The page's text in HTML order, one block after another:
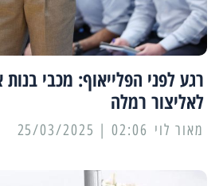
רגע לפני הפלייאוף: מכבי
לאליצור רמלה
מאור לוי 02:06 | 25/03/2025